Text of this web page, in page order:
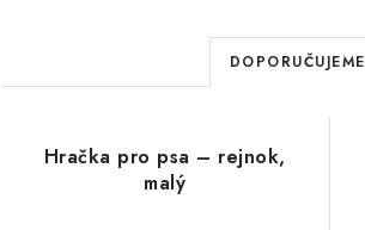
Ř
a
z
DOPORUČUJEME
Hračka pro psa – rejnok,
malý